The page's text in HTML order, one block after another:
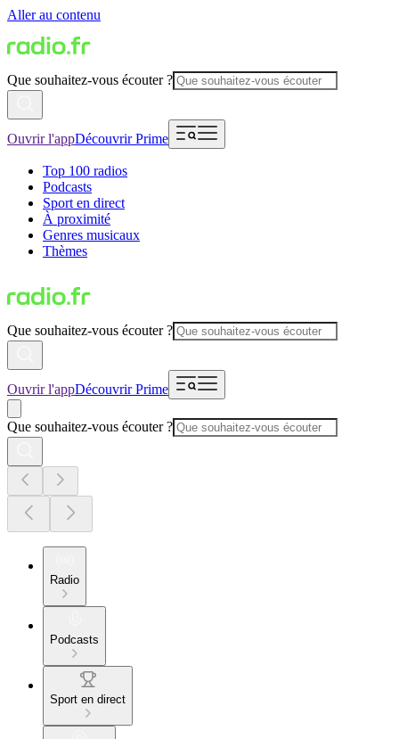
Aller au contenu
Que souhaitez-vous écouter ?
Ouvrir l'appDécouvrir Prime
Top 100 radios
Podcasts
Sport en direct
À proximité
Genres musicaux
Thèmes
Que souhaitez-vous écouter ?
Ouvrir l'appDécouvrir Prime
Que souhaitez-vous écouter ?
Radio
Podcasts
Sport en direct